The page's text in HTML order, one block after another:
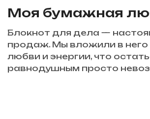
Моя бумажная
Блокнот для дела —
продаж. Мы вложили в него
любви и энергии, что
равнодушным просто